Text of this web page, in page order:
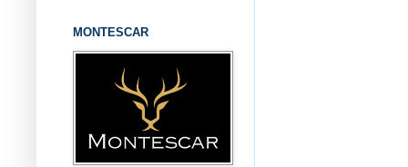
MONTESCAR